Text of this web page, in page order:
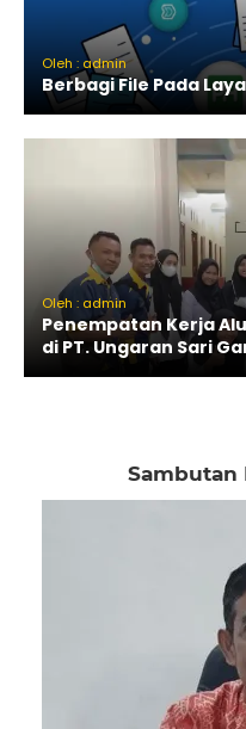
Oleh : admin
Berbagi File Pada
Oleh : admin
Penempatan Kerja
di PT. Ungaran Sari
Sambutan